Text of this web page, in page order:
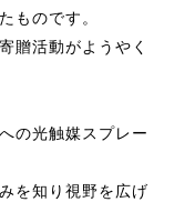
ものです。
贈活動がようやく
の光触媒スプレー
を知り視野を広げ